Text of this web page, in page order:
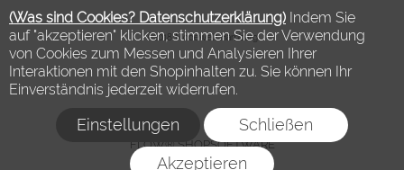
(Was sind Cookies? Datenschutzerklärung) Indem Sie
auf "akzeptieren" klicken, stimmen Sie der Verwendung
von Cookies zum Messen und Analysieren Ihrer
Interaktionen mit den Shopinhalten zu. Sie können Ihr
Einverständnis jederzeit widerrufen.
Einstellungen Schließen
Akzeptieren
©2018 Modewelt Hamburg
FLOW® SHOPSOFTWARE